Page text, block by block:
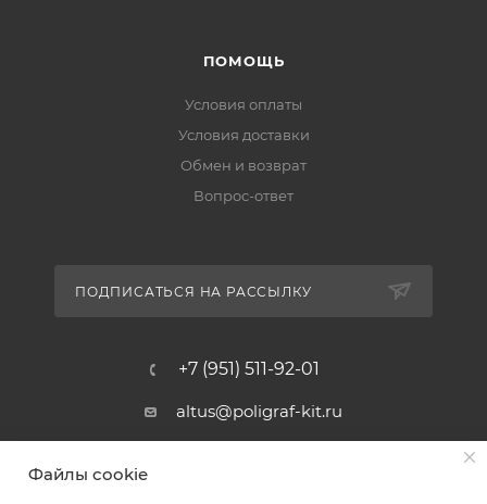
ПОМОЩЬ
Условия оплаты
Условия доставки
Обмен и возврат
Вопрос-ответ
ПОДПИСАТЬСЯ НА РАССЫЛКУ
+7 (951) 511-92-01
altus@poligraf-kit.ru
Ростовская обл, Аксайский р-н,
Файлы cookie